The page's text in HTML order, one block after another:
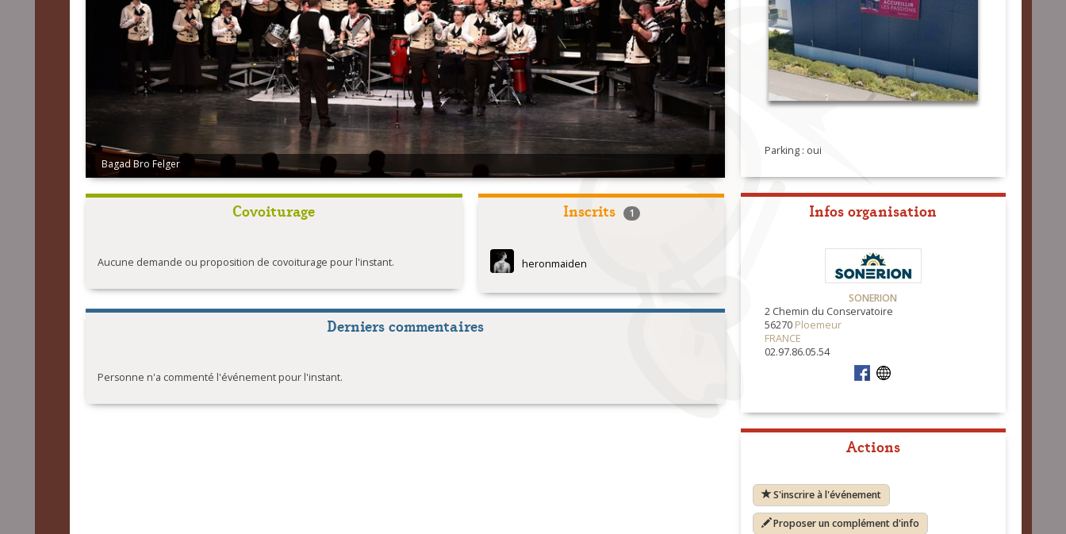
Bagad Bro Felger
Covoiturage
Aucune demande ou proposition de covoiturage pour l'instant.
Inscrits 1
heronmaiden
Derniers commentaires
Personne n'a commenté l'événement pour l'instant.
Parking : oui
Infos organisation
SONERION
2 Chemin du Conservatoire
56270 Ploemeur
FRANCE
02.97.86.05.54
Actions
S'inscrire à l'événement
Proposer un complément d'info